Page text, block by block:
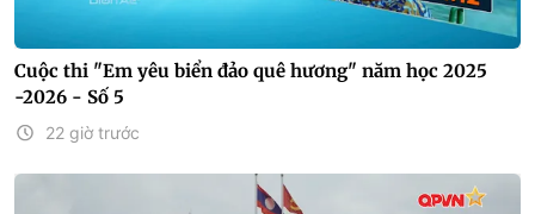
Cuộc thi "Em yêu biển đảo quê hương" năm học 2025
-2026 - Số 5
22 giờ trước